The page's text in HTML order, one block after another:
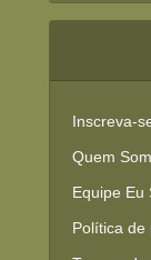
Inscreva-
Quem
Equipe Eu
Política de